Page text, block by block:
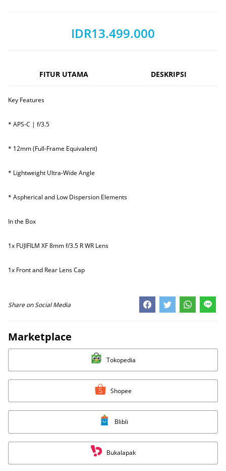
IDR13.499.000
FITUR UTAMA
Key Features
* APS-C | f/3.5
* 12mm (Full-Frame Equivalent)
* Lightweight Ultra-Wide Angle
* Aspherical and Low Dispersion Elements
In the Box
1x FUJIFILM XF 8mm f/3.5 R WR Lens
1x Front and Rear Lens Cap
DESKRIPSI
Share on Social Media
Marketplace
Tokopedia
Shopee
Blibli
Bukalapak